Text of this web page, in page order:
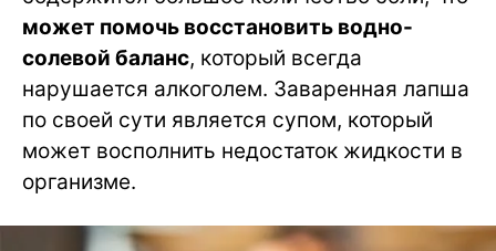
может помочь восстановить водно-
солевой баланс, который всегда
нарушается алкоголем. Заваренная лапша
по своей сути является супом, который
может восполнить недостаток жидкости в
организме.